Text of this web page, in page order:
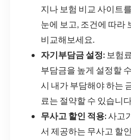
지나 보험 비교 사이트
눈에 보고, 조건에 따라
비교해보세요.
자기부담금 설정: 보험
부담금을 높게 설정할
시 내가 부담해야 하는
료는 절약할 수 있습니
무사고 할인 적용:사고
서 제공하는 무사고 할